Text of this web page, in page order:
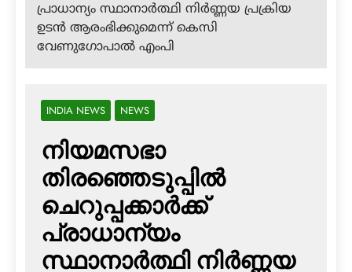
പ്രാധാന്യം സ്ഥാനാര്‍ത്ഥി നിര്‍ണ്ണയ പ്രക്രിയ
ഉടന്‍ ആരംഭിക്കുമെന്ന് കെസി
വേണുഗോപാല്‍ എംപി
INDIA NEWS NEWS
നിയമസഭാ
തിരഞ്ഞെടുപ്പില്‍
ചെറുപ്പക്കാര്‍ക്ക്
പ്രാധാന്യം
സ്ഥാനാര്‍ത്ഥി നിര്‍ണ്ണയ